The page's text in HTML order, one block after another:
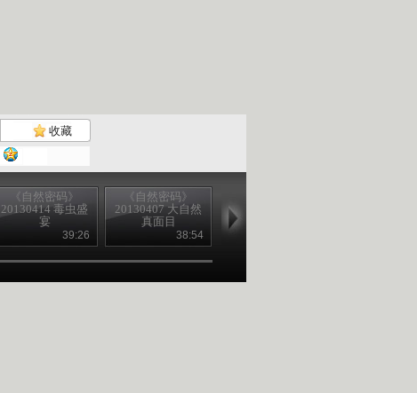
收藏
《自然密码》
20130414 毒虫盛
宴
39:26
《自然密码》
20130407 大自然
真面目
38:54
20130331 大自然